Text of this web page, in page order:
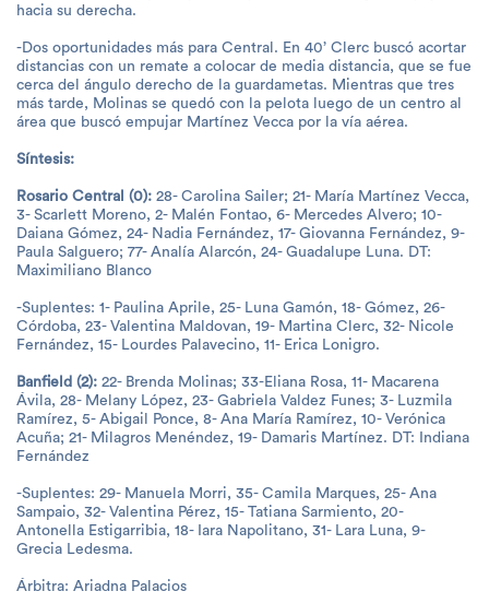
hacia su derecha.
-Dos oportunidades más para Central. En 40’ Clerc buscó acortar
distancias con un remate a colocar de media distancia, que se fue
cerca del ángulo derecho de la guardametas. Mientras que tres
más tarde, Molinas se quedó con la pelota luego de un centro al
área que buscó empujar Martínez Vecca por la vía aérea.
Síntesis:
Rosario Central (0): 28- Carolina Sailer; 21- María Martínez Vecca,
3- Scarlett Moreno, 2- Malén Fontao, 6- Mercedes Alvero; 10-
Daiana Gómez, 24- Nadia Fernández, 17- Giovanna Fernández, 9-
Paula Salguero; 77- Analía Alarcón, 24- Guadalupe Luna. DT:
Maximiliano Blanco
-Suplentes: 1- Paulina Aprile, 25- Luna Gamón, 18- Gómez, 26-
Córdoba, 23- Valentina Maldovan, 19- Martina Clerc, 32- Nicole
Fernández, 15- Lourdes Palavecino, 11- Erica Lonigro.
Banfield (2): 22- Brenda Molinas; 33-Eliana Rosa, 11- Macarena
Ávila, 28- Melany López, 23- Gabriela Valdez Funes; 3- Luzmila
Ramírez, 5- Abigail Ponce, 8- Ana María Ramírez, 10- Verónica
Acuña; 21- Milagros Menéndez, 19- Damaris Martínez. DT: Indiana
Fernández
-Suplentes: 29- Manuela Morri, 35- Camila Marques, 25- Ana
Sampaio, 32- Valentina Pérez, 15- Tatiana Sarmiento, 20-
Antonella Estigarribia, 18- Iara Napolitano, 31- Lara Luna, 9-
Grecia Ledesma.
Árbitra: Ariadna Palacios